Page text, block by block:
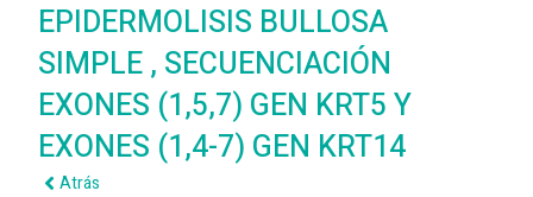
EPIDERMOLISIS BULLOSA
SIMPLE , SECUENCIACIÓN
EXONES (1,5,7) GEN KRT5 Y
EXONES (1,4-7) GEN KRT14
Atrás